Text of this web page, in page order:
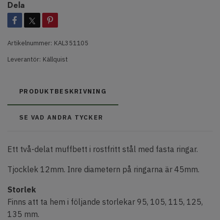
Dela
Artikelnummer: KAL351105
Leverantör: Källquist
PRODUKTBESKRIVNING
SE VAD ANDRA TYCKER
Ett två-delat muffbett i rostfritt stål med fasta ringar.
Tjocklek 12mm. Inre diametern på ringarna är 45mm.
Storlek
Finns att ta hem i följande storlekar 95, 105, 115, 125,
135 mm.